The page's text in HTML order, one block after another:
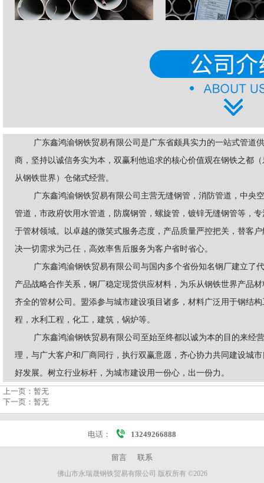
广东鑫鸿渝钢铁贸易有限公司是广东省颇具实力的一站式管道
商，坚持以诚信务实为本，双赢利他追求的核心价值观在钢铁之都（
从钢铁世界）仓储式经营。
广东鑫鸿渝钢铁贸易有限公司主营无缝钢管，消防管道，中央
管道，市政府饮用水管道，防腐钢管，螺旋管，镀锌无缝钢管等，专
于管材领域。以卓越的微笑式服务态度，产品质量严控把关，替客户
决一切需求为己任，高效率售后服务为客户省时省心。
广东鑫鸿渝钢铁贸易有限公司与国内多个省份知名钢厂建立了
产品战略合作关系，钢厂稳定现货供应材料，为乐从钢铁世界产品材
齐全的管材公司。盟添参与城市建设项目诸多，材料广泛用于钢结构
程，水利工程，化工，建筑，锅炉等。
广东鑫鸿渝钢铁贸易有限公司至始至终都以诚为本的目的来经
理，与广大客户和厂商同行，执行双赢意愿，齐心协力共同建设城市
好发展。树立行业标杆，为城市建设用一份心，出一份力。
上一页： 暂无
下一页： 暂无
电话： 13249266888
留言 联系
佛山市永瑞晟钢铁贸易有限公司 版权所有 ©2026